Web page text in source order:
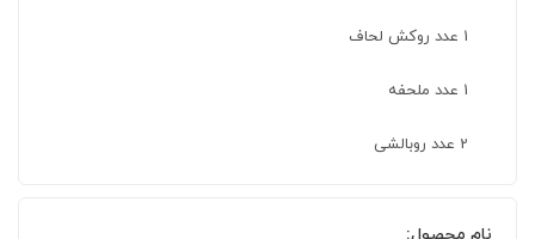
1 عدد روکش لحاف
1 عدد ملحفه
2 عدد روبالشی